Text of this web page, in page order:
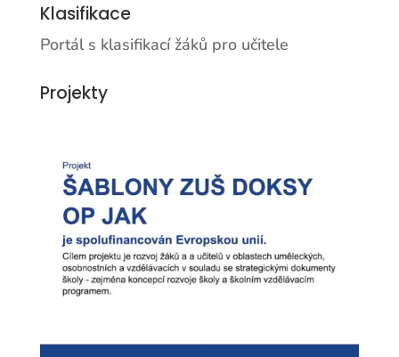
Klasifikace
Portál s klasifikací žáků pro učitele
Projekty